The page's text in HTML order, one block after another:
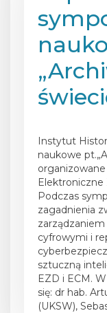
Instytut
naukowe
Elektroniczne
Podczas
zagadnienia
cyfrowymi i
sztuczną
EZD i ECM.
się: dr hab.
(UKSW),